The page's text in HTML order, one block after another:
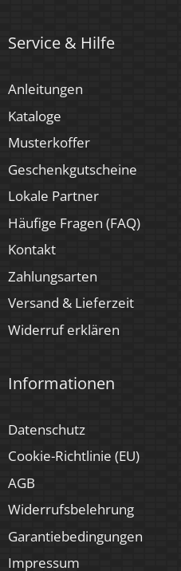
4 Jahre
Luxvenum
Service & Hilfe
Anleitungen
Kataloge
Musterkoffer
Geschenkgutscheine
Lokale Partner
Häufige Fragen (FAQ)
Kontakt
Zahlungsarten
Versand & Lieferzeit
Widerruf erklären
Informationen
Datenschutz
Cookie-Richtlinie (EU)
AGB
Widerrufsbelehrung
Garantiebedingungen
Impressum